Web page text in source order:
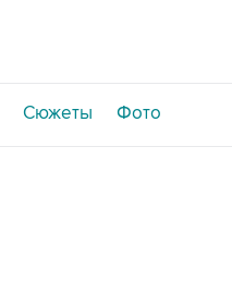
Сюжеты Фото